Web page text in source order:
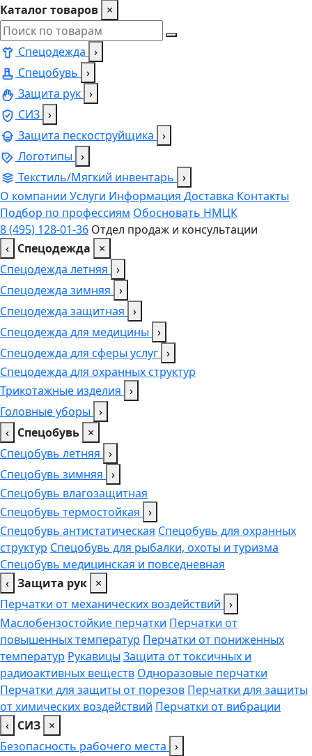
Каталог товаров ×
Спецодежда ›
Спецобувь ›
Защита рук ›
СИЗ ›
Защита пескоструйщика ›
Логотипы ›
Текстиль/Мягкий инвентарь ›
О компании Услуги Информация Доставка Контакты
Подбор по профессиям Обосновать НМЦК
8 (495) 128-01-36 Отдел продаж и консультации
‹ Спецодежда
×
Спецодежда летняя ›
Спецодежда зимняя ›
Спецодежда защитная ›
Спецодежда для медицины ›
Спецодежда для сферы услуг ›
Спецодежда для охранных структур
Трикотажные изделия ›
Головные уборы ›
‹ Спецобувь ×
Спецобувь летняя ›
Спецобувь зимняя ›
Спецобувь влагозащитная
Спецобувь термостойкая ›
Спецобувь антистатическая Спецобувь для охранных
структур Спецобувь для рыбалки, охоты и туризма
Спецобувь медицинская и повседневная
‹ Защита рук ×
Перчатки от механических воздействий ›
Маслобензостойкие перчатки Перчатки от
повышенных температур Перчатки от пониженных
температур Рукавицы Защита от токсичных и
радиоактивных веществ Одноразовые перчатки
Перчатки для защиты от порезов Перчатки для защиты
от химических воздействий Перчатки от вибрации
‹ СИЗ ×
Безопасность рабочего места ›